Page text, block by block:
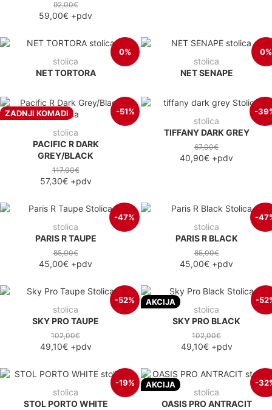
92,00€
59,00€ +pdv
0%
stolica
NET TORTORA
0%
stolica
NET SENAPE
ZADNJI KOMADI -51%
stolica
PACIFIC R DARK
GREY/BLACK
117,00€
57,30€+pdv
-
stolica
TIFFANY DARK GREY
67,00€
40,90€ +pdv
-47%
stolica
PARIS R TAUPE
85,00€
45,00€ +pdv
-
stolica
PARIS R BLACK
85,00€
45,00€ +pdv
-52%
stolica
SKY PRO TAUPE
102,00€
49,10€+pdv
AKCIJA -
stolica
SKY PRO BLACK
102,00€
49,10€+pdv
-19%
stolica
STOL PORTO WHITE
AKCIJA -
stolica
OASIS PRO ANTRACIT